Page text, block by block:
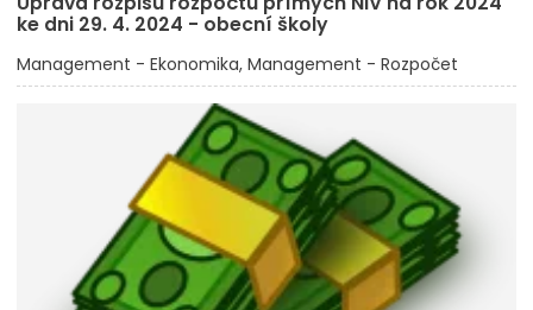
ke dni 29. 4. 2024 - obecní školy
Management - Ekonomika Management - Rozpočet